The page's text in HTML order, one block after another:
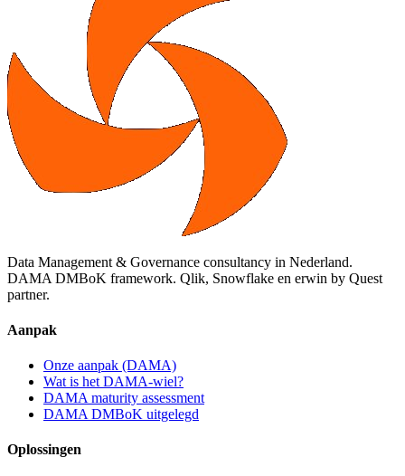
Data Management & Governance consultancy in Nederland.
DAMA DMBoK framework. Qlik, Snowflake en erwin by Quest
partner.
Aanpak
Onze aanpak (DAMA)
Wat is het DAMA-wiel?
DAMA maturity assessment
DAMA DMBoK uitgelegd
Oplossingen